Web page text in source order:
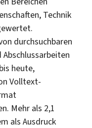
Technik
durchsuchbaren
heute,
Volltext-
Mehr als 2,1
als Ausdruck